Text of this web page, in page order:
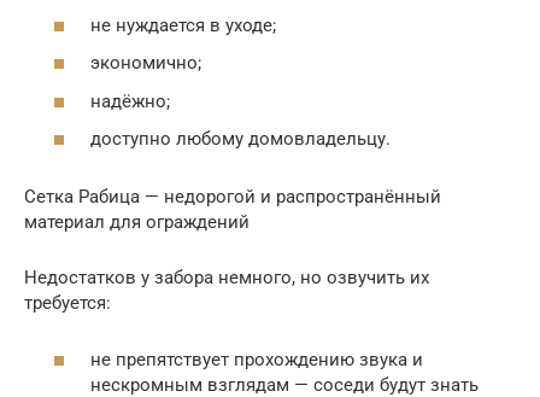
не нуждается в уходе;
экономично;
надёжно;
доступно любому домовладельцу.
Сетка Рабица — недорогой и распространённый
материал для ограждений
Недостатков у забора немного, но озвучить их
требуется:
не препятствует прохождению звука и
нескромным взглядам — соседи будут знать